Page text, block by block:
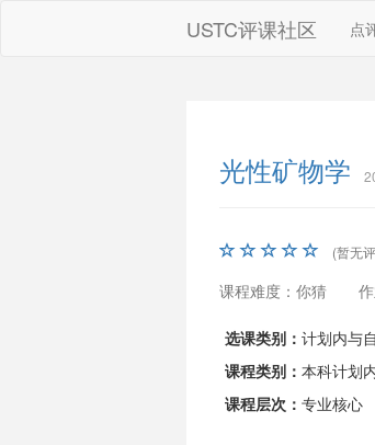
USTC评课社区 点
光性矿物学
(暂无
课程难度：你猜
选课类别： 计划内与
课程类别： 本科计划
课程层次： 专业核心